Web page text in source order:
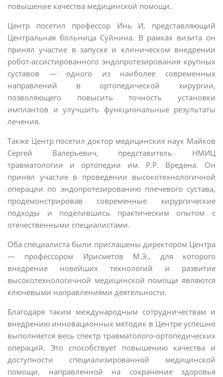
повышение качества медицинской помощи.
Центр посетил профессор Инь И, представляющий
Центральная больница Суйнина. В рамках визита он
принял участие в запуске и клиническом внедрении
робот-ассистированного эндопротезирования крупных
суставов — одного из наиболее современных
направлений в ортопедической хирургии,
позволяющего повысить точность установки
имплантов и улучшить функциональные результаты
лечения.
Также Центр посетил доктор медицинских наук Майков
Сергей Валерьевич, представитель НМИЦ
травматологии и ортопедии им. Р.Р. Вредена. Он
принял участие в проведении высокотехнологичной
операции по эндопротезированию плечевого сустава,
продемонстрировав современные хирургические
подходы и поделившись практическим опытом с
отечественными специалистами.
Оба специалиста были приглашены директором Центра
— профессором Ирисметов М.Э., для которого
внедрение новейших технологий и развитие
высокотехнологичной медицинской помощи являются
ключевыми направлениями деятельности.
Благодаря таким международным сотрудничествам и
внедрению инновационных методик в Центре успешно
выполняется весь спектр травматолого-ортопедических
операций. Это способствует повышению качества и
доступности специализированной медицинской
помощи, направленной на сохранение здоровья